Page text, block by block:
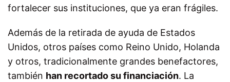
fortalecer sus instituciones, que ya eran frágiles.
Además de la retirada de ayuda de Estados
Unidos, otros países como Reino Unido, Holanda
y otros, tradicionalmente grandes benefactores,
también han recortado su financiación. La